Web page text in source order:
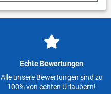
Echte Bewertungen
Alle unsere Bewertungen sind zu
100% von echten Urlaubern!